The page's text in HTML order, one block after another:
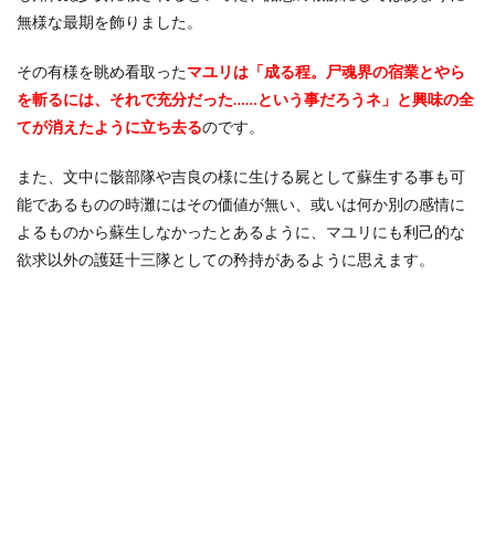
無様な最期を飾りました。
その有様を眺め看取ったマユリは「成る程。尸魂界の宿業とやら
を斬るには、それで充分だった……という事だろうネ」と興味の全
てが消えたように立ち去るのです。
また、文中に骸部隊や吉良の様に生ける屍として蘇生する事も可
能であるものの時灘にはその価値が無い、或いは何か別の感情に
よるものから蘇生しなかったとあるように、マユリにも利己的な
欲求以外の護廷十三隊としての矜持があるように思えます。